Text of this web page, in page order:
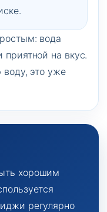
вода
на вкус.
воду, это уже
хорошим
регулярно